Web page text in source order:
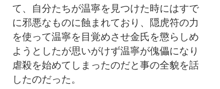
て、自分たちが温寧を見つけた時にはすで
に邪悪なものに蝕まれており、隠虎符の力
を使って温寧を目覚めさせ金氏を懲らしめ
ようとしたが思いがけず温寧が傀儡になり
虐殺を始めてしまったのだと事の全貌を話
したのだった。